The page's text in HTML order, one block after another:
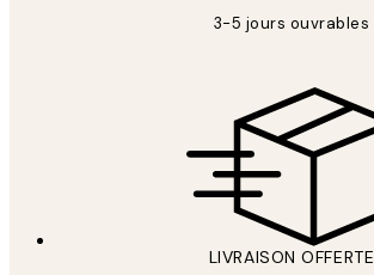
3-5 jours ouvrables
LIVRAISON OFFERTE